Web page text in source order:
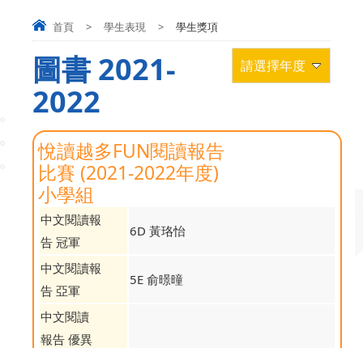
首頁 > 學生表現 > 學生獎項
請選擇年度
圖書 2021-
2022
悅讀越多FUN閱讀報告
比賽 (2021-2022年度)
小學組
中文閱讀報
告 冠軍
6D 黃珞怡
中文閱讀報
告 亞軍
5E 俞暻曈
中文閱讀
報告 優異